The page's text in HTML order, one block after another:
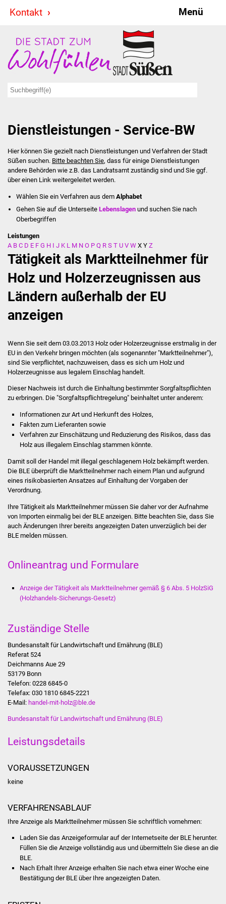
Kontakt Menü
Stadt & Politik
Bürgermeister
Ausschüsse
Ratsinformationssystem
Jugendbeirat
Summerrockfestival
Stadtverwaltung
Ansprechpartner
Behördenwegweiser
Kontakt
Veröffentlichungen
Ortsrecht
FNP / Bebauungspläne
Wahlen
Stadtinfo
Jubiläumsjahr 2021
Partnerstädte
Projekte
Presse
Dienstleistungen
Schulen
Dienstleistungen - Service-BW
Hier können Sie gezielt nach Dienstleistungen und Verfahren der Stadt
Süßen suchen. Bitte beachten Sie, dass für einige Dienstleistungen
andere Behörden wie z.B. das Landratsamt zuständig sind und Sie ggf.
über einen Link weitergeleitet werden.
Wählen Sie ein Verfahren aus dem Alphabet
Gehen Sie auf die UnterseiteLebenslagen und suchen Sie nach
Oberbegriffen
Leistungen
A B C D E F G H I J K L M N O P Q R S T U V W X Y Z
Tätigkeit als Marktteilnehmer für
Holz und Holzerzeugnissen aus
Ländern außerhalb der EU
anzeigen
Wenn Sie seit dem 03.03.2013 Holz oder Holzerzeugnisse erstmalig in der
EU in den Verkehr bringen möchten (als sogenannter "Marktteilnehmer"),
sind Sie verpflichtet, nachzuweisen, dass es sich um Holz und
Holzerzeugnisse aus legalem Einschlag handelt.
Dieser Nachweis ist durch die Einhaltung bestimmter Sorgfaltspflichten
zu erbringen. Die "Sorgfaltspflichtregelung" beinhaltet unter anderem:
Informationen zur Art und Herkunft des Holzes,
Fakten zum Lieferanten sowie
Verfahren zur Einschätzung und Reduzierung des Risikos, dass das
Holz aus illegalem Einschlag stammen könnte.
Damit soll der Handel mit illegal geschlagenem Holz bekämpft werden.
Die BLE überprüft die Marktteilnehmer nach einem Plan und aufgrund
eines risikobasierten Ansatzes auf Einhaltung der Vorgaben der
Verordnung.
Ihre Tätigkeit als Marktteilnehmer müssen Sie daher vor der Aufnahme
von Importen einmalig bei der BLE anzeigen. Bitte beachten Sie, dass Sie
auch Änderungen Ihrer bereits angezeigten Daten unverzüglich bei der
BLE melden müssen.
Onlineantrag und Formulare
Anzeige der Tätigkeit als Marktteilnehmer gemäß § 6 Abs. 5 HolzSiG
(Holzhandels-Sicherungs-Gesetz)
Zuständige Stelle
Bundesanstalt für Landwirtschaft und Ernährung (BLE)
Referat 524
Deichmanns Aue 29
53179 Bonn
Telefon: 0228 6845-0
Telefax: 030 1810 6845-2221
E-Mail: handel-mit-holz@ble.de
Bundesanstalt für Landwirtschaft und Ernährung (BLE)
Leistungsdetails
VORAUSSETZUNGEN
keine
VERFAHRENSABLAUF
Ihre Anzeige als Marktteilnehmer müssen Sie schriftlich vornehmen:
Laden Sie das Anzeigeformular auf der Internetseite der BLE herunter.
Füllen Sie die Anzeige vollständig aus und übermitteln Sie diese an die
BLE.
Nach Erhalt Ihrer Anzeige erhalten Sie nach etwa einer Woche eine
Bestätigung der BLE über Ihre angezeigten Daten.